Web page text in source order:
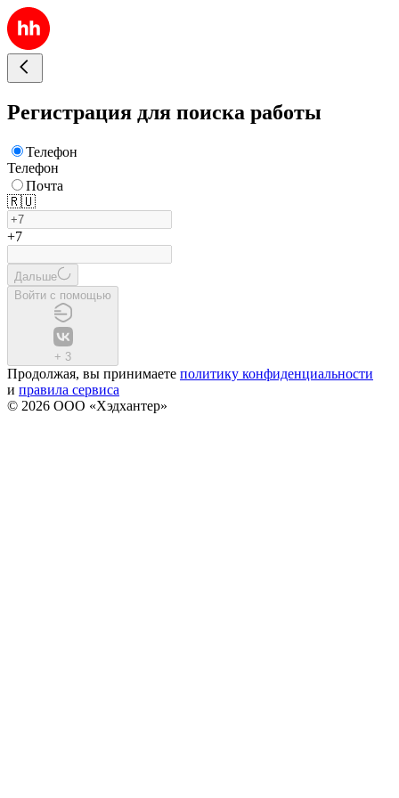
Регистрация для поиска работы
Телефон
Телефон
Почта
🇷🇺
+7
Дальше
Войти с помощью
+ 3
Продолжая, вы принимаете политику конфиденциальности
и правила сервиса
© 2026 ООО «Хэдхантер»